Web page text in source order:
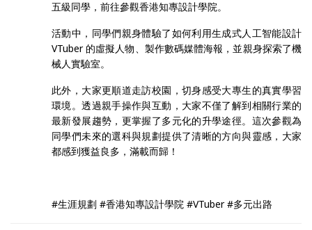
五級同學，前往參觀香港知專設計學院。
活動中，同學們親身體驗了如何利用生成式人工智能設計
VTuber 的虛擬人物、製作數碼媒體海報，並親身探索了機
械人實驗室。
此外，大家更順道走訪校園，切身感受大專生的真實學習
環境。透過親手操作與互動，大家不僅了解到相關行業的
最新發展趨勢，更掌握了多元化的升學途徑。這次參觀為
同學們未來的選科與規劃提供了清晰的方向與靈感，大家
都感到獲益良多，滿載而歸！
#生涯規劃 #香港知專設計學院 #VTuber #多元出路